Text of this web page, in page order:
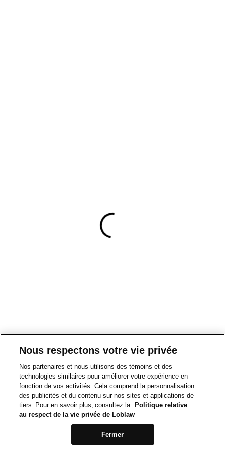
Nous respectons votre vie privée
Nos partenaires et nous utilisons des témoins et des
technologies similaires pour améliorer votre expérience en
fonction de vos activités. Cela comprend la personnalisation
des publicités et du contenu sur nos sites et applications de
tiers. Pour en savoir plus, consultez la
Politique relative
au respect de la vie privée de Loblaw
Fermer